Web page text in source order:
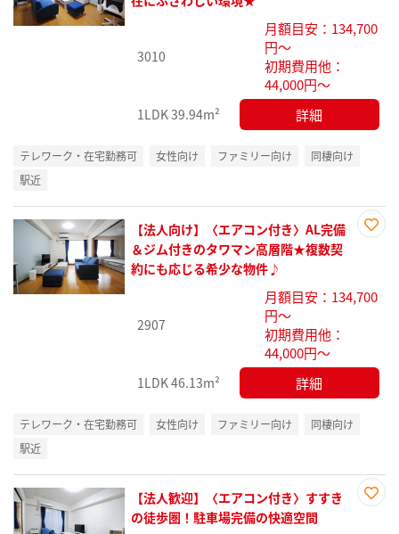
録
3010
月額目安：134,700
円～
初期費用他：
44,000円～
1LDK39.94m² 詳細
テレワーク・在宅勤務可 女性向け ファミリー向け
同棲向け
駅近
録
【法人向け】〈エアコン付き〉AL完備
＆ジム付きのタワマン高層階★複数契
約にも応じる希少な物件♪
2907
月額目安：134,700
円～
初期費用他：
44,000円～
1LDK46.13m² 詳細
テレワーク・在宅勤務可 女性向け ファミリー向け
同棲向け
駅近
【法人歓迎】〈エアコン付き〉すすき
の徒歩圏！駐車場完備の快適空間